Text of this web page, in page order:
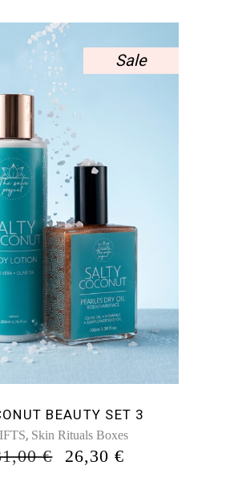
Sale
BEAUTY SET 3
, Skin Rituals Boxes
€
ORIGINAL
26,30€